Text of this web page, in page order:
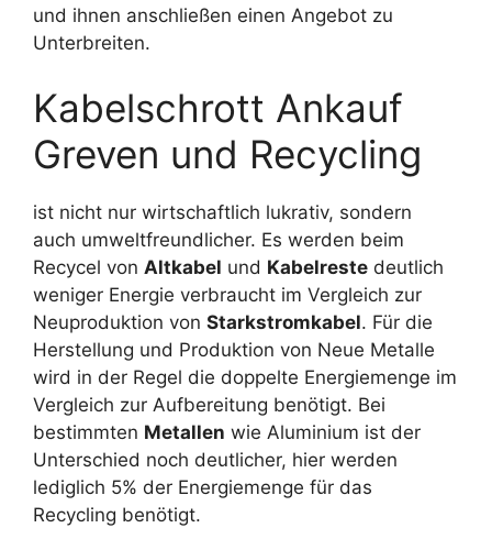
und ihnen anschließen einen Angebot zu
Unterbreiten.
Kabelschrott Ankauf
Greven und Recycling
ist nicht nur wirtschaftlich lukrativ, sondern
auch umweltfreundlicher. Es werden beim
Recycel von Altkabel und Kabelreste deutlich
weniger Energie verbraucht im Vergleich zur
Neuproduktion von Starkstromkabel. Für die
Herstellung und Produktion von Neue Metalle
wird in der Regel die doppelte Energiemenge im
Vergleich zur Aufbereitung benötigt. Bei
bestimmten Metallen wie Aluminium ist der
Unterschied noch deutlicher, hier werden
lediglich 5% der Energiemenge für das
Recycling benötigt.